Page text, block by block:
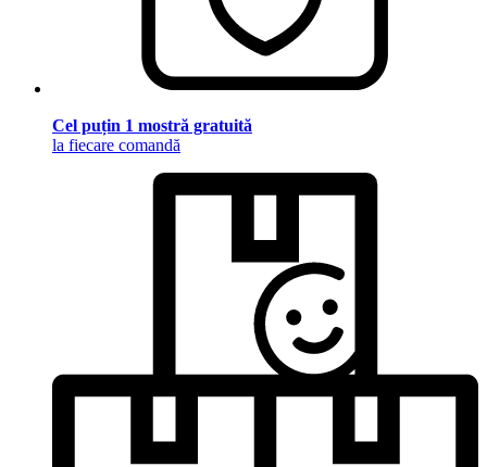
Cel puțin 1 mostră gratuită
la fiecare comandă